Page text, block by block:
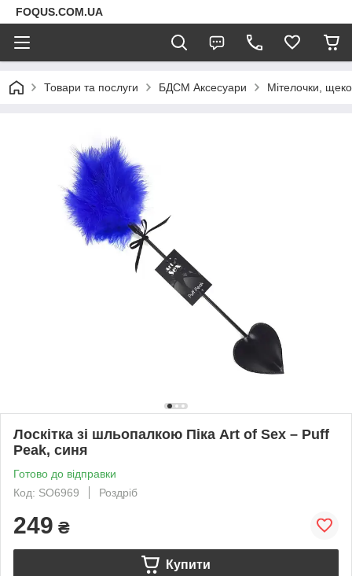
FOQUS.COM.UA
Товари та послуги БДСМ Аксесуари Мітелочки,
Лоскітка зі шльопалкою Піка Art of Sex – Puff
Peak, синя
Готово до відправки
Код: SO6969
Роздріб
249 ₴
Купити